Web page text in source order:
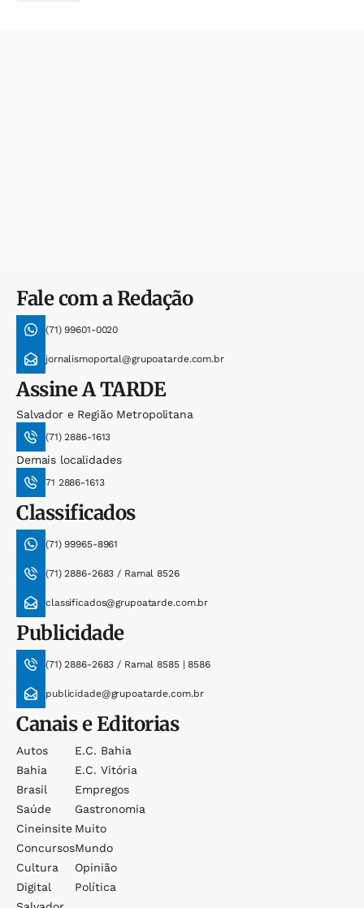
Fale com a Redação
(71) 99601-0020
jornalismoportal@grupoatarde.com.br
AssineA TARDE
Salvador e Região Metropolitana
(71) 2886-1613
Demais localidades
71 2886-1613
Classificados
(71) 99965-8961
(71) 2886-2683 / Ramal 8526
classificados@grupoatarde.com.br
Publicidade
(71) 2886-2683 / Ramal 8585 | 8586
publicidade@grupoatarde.com.br
Canais e Editorias
Autos
Bahia
Brasil
Saúde
Cineinsite
Concursos
Cultura
Digital
E.c. Bahia
E.c. Vitória
Empregos
Gastronomia
Muito
Mundo
Opinião
Política